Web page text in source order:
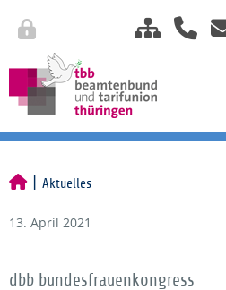
Aktuelles
13. April 2021
dbb bundesfrauenkongress